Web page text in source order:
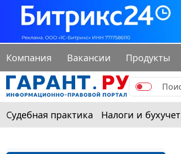
Компания Вакансии Продукты
Судебная практика Налоги и бухучет